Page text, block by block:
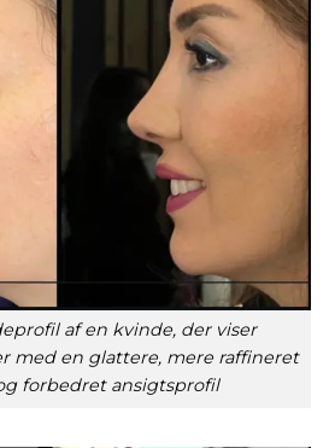
af en kvinde, der viser
med en glattere, mere raffineret
forbedret ansigtsprofil